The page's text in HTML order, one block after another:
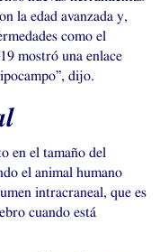
la edad avanzada y,
como el
mostró una enlace
dijo.
en el tamaño del
el animal humano
intracraneal, que es
cuando está